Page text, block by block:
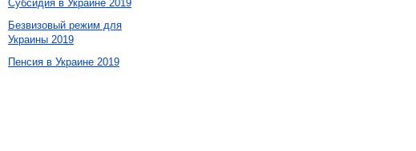
Субсидия в Украине 2019
Безвизовый режим для
Украины 2019
Пенсия в Украине 2019